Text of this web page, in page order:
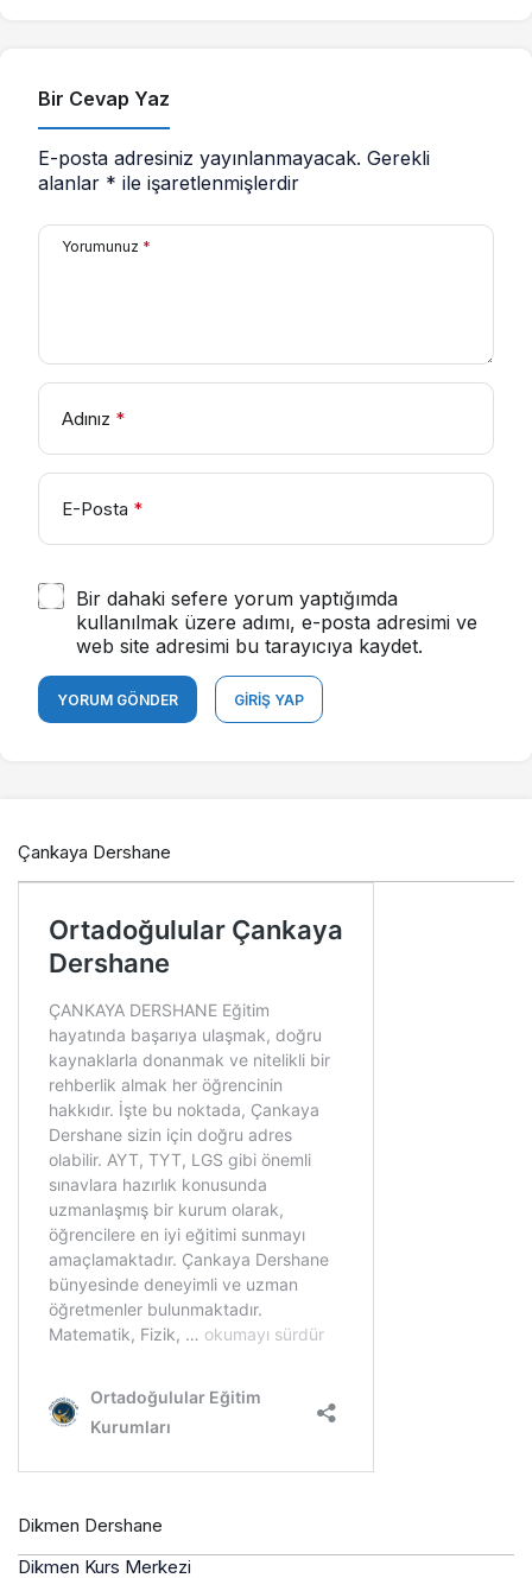
Bir Cevap Yaz
E-posta adresiniz yayınlanmayacak. Gerekli
alanlar * ile işaretlenmişlerdir
Yorumunuz *
Adınız *
E-Posta *
Bir dahaki sefere yorum yaptığımda
kullanılmak üzere adımı, e-posta adresimi ve
web site adresimi bu tarayıcıya kaydet.
YORUM GÖNDER GIRIŞ YAP
Çankaya Dershane
Dikmen Dershane
Dikmen Kurs Merkezi